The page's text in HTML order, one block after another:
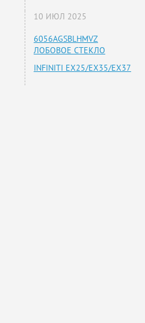
10 ИЮЛ 2025
6056AGSBLHMVZ
ЛОБОВОЕ СТЕКЛО
INFINITI EX25/EX35/EX37